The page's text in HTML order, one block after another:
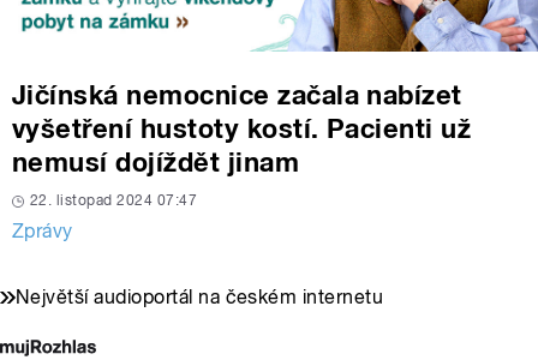
Jičínská nemocnice začala nabízet
vyšetření hustoty kostí. Pacienti už
nemusí dojíždět jinam
22. listopad 2024 07:47
Zprávy
Největší audioportál na českém internetu